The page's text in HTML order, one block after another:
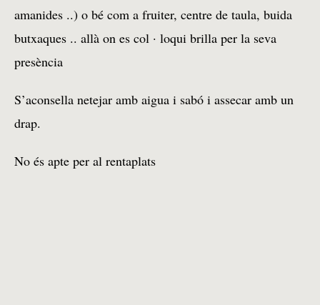
amanides ..) o bé com a fruiter, centre de taula, buida
butxaques .. allà on es col · loqui brilla per la seva
presència
S’aconsella netejar amb aigua i sabó i assecar amb un
drap.
No és apte per al rentaplats